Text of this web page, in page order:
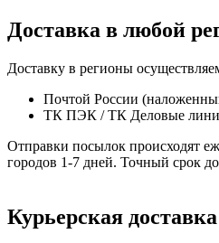
Доставка в любой
Доставку в регионы
Почтой России
ТК ПЭК / ТК Деловые линии
Отправки посылок происходят
городов 1-7 дней. Точный срок
Курьерская